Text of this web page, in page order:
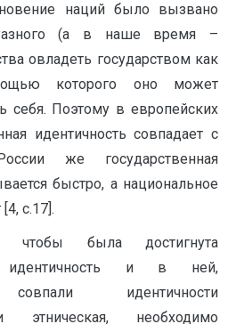
наций было вызвано
(а в наше время –
овладеть государством как
которого оно может
себя. Поэтому в европейских
идентичность совпадает с
же государственная
быстро, а национальное
с.17].
чтобы была достигнута
идентичность и в ней,
совпали идентичности
этническая, необходимо